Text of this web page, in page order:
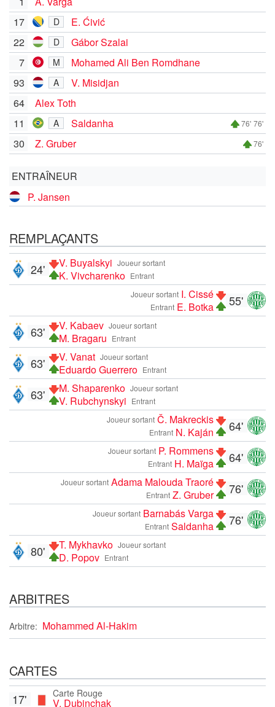
17
D
E. Ćivić
22
D
Gábor Szalai
7
M
Mohamed Ali Ben Romdhane
93
A
V. Misidjan
64
Alex Toth
11
A Saldanha 76' 76'
30 Z. Gruber 76'
ENTRAÎNEUR
P. Jansen
REMPLAÇANTS
Joueur sortant
V. Buyalskyi
Entrant
K. Vivcharenko
24'
55'
Joueur sortant I. Cissé
Entrant E. Botka
Joueur sortant
V. Kabaev
Entrant
M. Bragaru
63'
Joueur sortant
V. Vanat
Entrant
Eduardo Guerrero
63'
Joueur sortant
M. Shaparenko
Entrant
V. Rubchynskyi
63'
64'
Joueur sortant Č. Makreckis
Entrant N. Kaján
64'
Joueur sortant P. Rommens
Entrant H. Maïga
76'
Joueur sortant Adama Malouda Traoré
Entrant Z. Gruber
76'
Joueur sortant Barnabás Varga
Entrant Saldanha
Joueur sortant
T. Mykhavko
Entrant
D. Popov
80'
ARBITRES
Arbitre: Mohammed Al-Hakim
CARTES
Carte Rouge
V. Dubinchak
17'